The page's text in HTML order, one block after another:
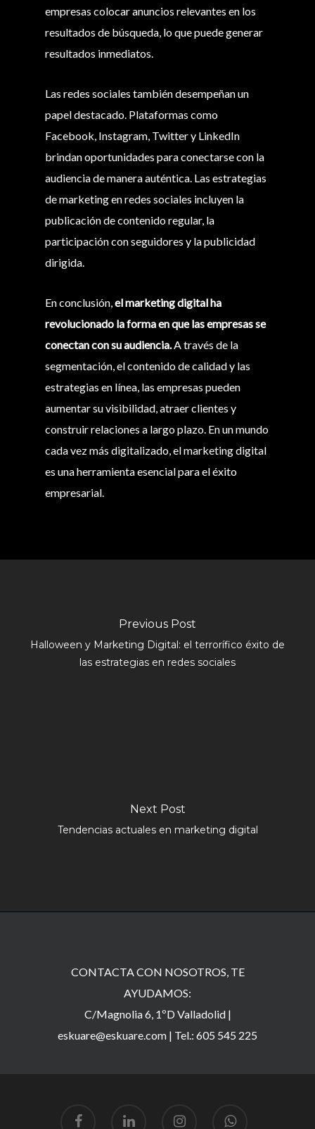
empresas colocar anuncios relevantes en los
resultados de búsqueda, lo que puede generar
resultados inmediatos.
Las redes sociales también desempeñan un
papel destacado. Plataformas como
Facebook, Instagram, Twitter y LinkedIn
brindan oportunidades para conectarse con la
audiencia de manera auténtica. Las estrategias
de marketing en redes sociales incluyen la
publicación de contenido regular, la
participación con seguidores y la publicidad
dirigida.
En conclusión,el marketing digital ha
revolucionado la forma en que las empresas se
conectan con su audiencia.A través de la
segmentación, el contenido de calidad y las
estrategias en línea, las empresas pueden
aumentar su visibilidad, atraer clientes y
construir relaciones a largo plazo. En un mundo
cada vez más digitalizado, el marketing digital
es una herramienta esencial para el éxito
empresarial.
Previous Post
Halloween y Marketing Digital: el terrorífico éxito de
las estrategias en redes sociales
Next Post
Tendencias actuales en marketing digital
CONTACTA CON NOSOTROS, TE
AYUDAMOS:
C/Magnolia 6, 1ºD Valladolid |
eskuare@eskuare.com | Tel.: 605 545 225